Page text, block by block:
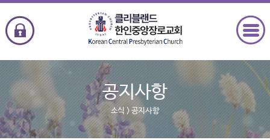
공지사항
소식 > 공지사항